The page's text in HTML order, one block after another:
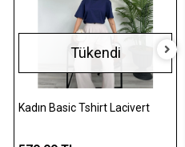
Tükendi
Kadın Basic Tshirt Lacivert